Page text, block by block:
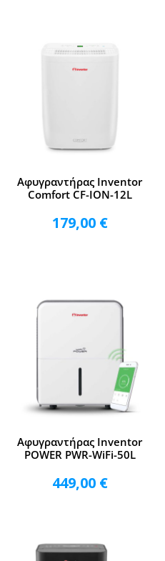
Αφυγραντήρας Inventor
Comfort CF-ION-12L
179,00 €
Αφυγραντήρας Inventor
POWER PWR-WiFi-50L
449,00 €